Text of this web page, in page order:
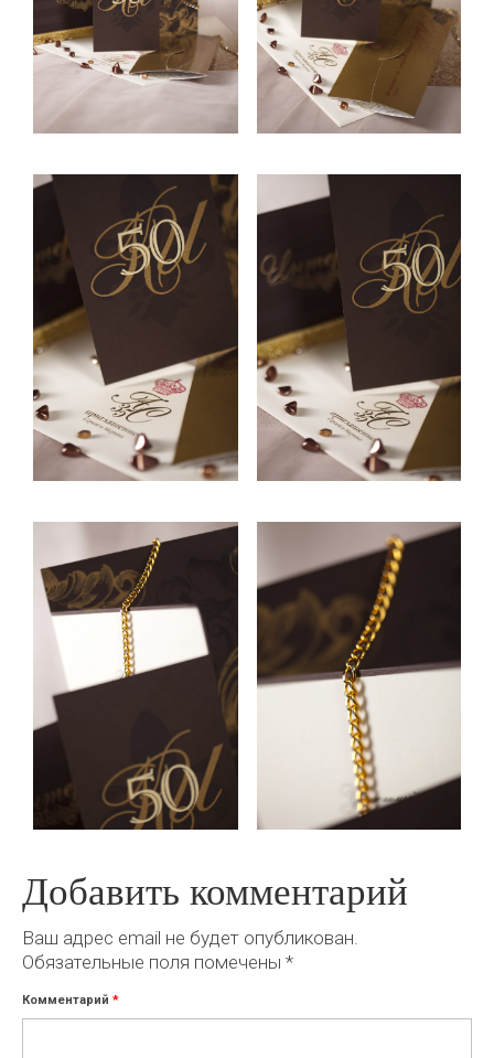
Добавить комментарий
Ваш адрес email не будет опубликован.
Обязательные поля помечены *
Комментарий *